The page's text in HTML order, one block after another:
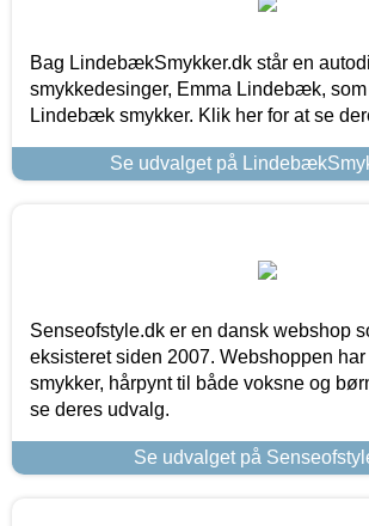
Bag LindebækSmykker.dk står en
smykkedesinger, Emma Lindebæk, som
Lindebæk smykker. Klik her for at se
Se udvalget på
Senseofstyle.dk er en dansk webshop
eksisteret siden 2007. Webshoppen
smykker, hårpynt til både voksne og
se deres udvalg.
Se udvalget på